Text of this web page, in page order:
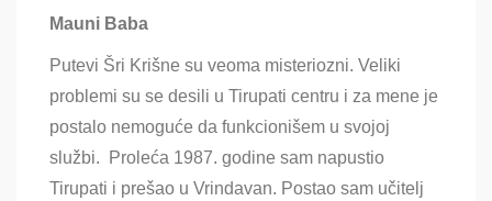
Mauni Baba
Putevi Šri Krišne su veoma misteriozni. Veliki
problemi su se desili u Tirupati centru i za mene je
postalo nemoguće da funkcionišem u svojoj
službi. Proleća 1987. godine sam napustio
Tirupati i prešao u Vrindavan. Postao sam učitelj